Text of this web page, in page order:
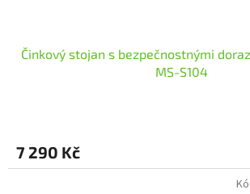
Činkový stojan s bezpečnostnými
MS-S104
7 290 Kč